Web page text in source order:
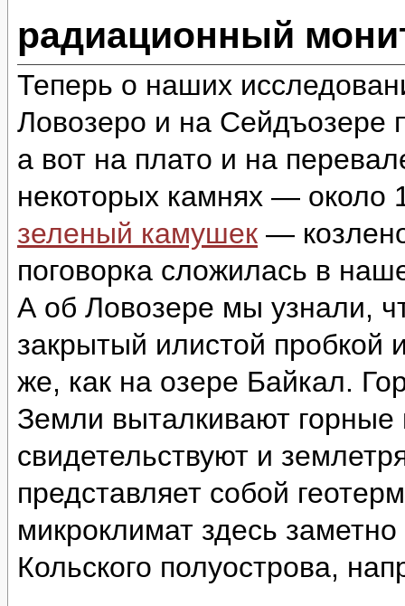
радиационный
Теперь о наших
Ловозеро и на Сейдъозере
а вот на плато и на
некоторых камнях — около
зеленый камушек —
поговорка сложилась в
А об Ловозере мы узнали,
закрытый илистой пробкой
же, как на озере Байкал.
Земли выталкивают
свидетельствуют и
представляет собой
микроклимат здесь
Кольского полуострова,